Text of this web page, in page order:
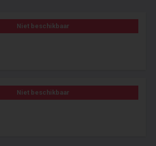
Niet beschikbaar
Niet beschikbaar